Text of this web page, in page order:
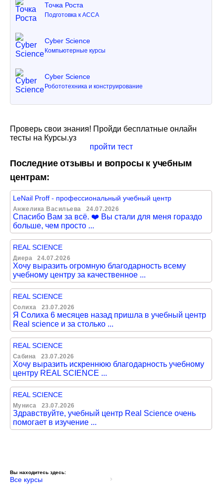
Точка Роста
Подготовка к ACCA
Cyber Science
Компьютерные курсы
Cyber Science
Робототехника и конструирование
Проверь свои знания! Пройди бесплатные онлайн
тесты на Курсы.уз
пройти тест
Последние отзывы и вопросы к учебным
центрам:
LeNail Proff - профессиональный учебный центр
Анжелика Васильева 24.07.2026
Спасибо Вам за всё. ❤️ Вы стали для меня гораздо
больше, чем просто ...
REAL SCIENCE
Диера 24.07.2026
Хочу выразить огромную благодарность всему
учебному центру за качественное ...
REAL SCIENCE
Солиха 23.07.2026
Я Солиха 6 месяцев назад пришла в учебный центр
Real science и за столько ...
REAL SCIENCE
Сабина 23.07.2026
Хочу выразить искреннюю благодарность учебному
центру REAL SCIENCE ...
REAL SCIENCE
Муниса 23.07.2026
Здравствуйте, учебный центр Real Science очень
помогает в изучение ...
Вы находитесь здесь:
Все курсы